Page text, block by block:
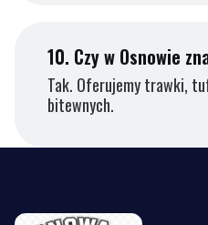
10. Czy w Osnowie
Tak. Oferujemy trawki,
bitewnych.